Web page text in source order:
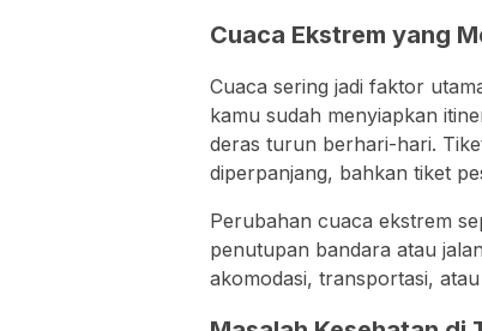
Cuaca Ekstrem yang
Cuaca sering jadi faktor
kamu sudah menyiapkan
deras turun berhari-hari.
diperpanjang, bahkan tiket
Perubahan cuaca ekstrem
penutupan bandara atau
akomodasi, transportasi,